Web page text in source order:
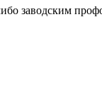
заводским